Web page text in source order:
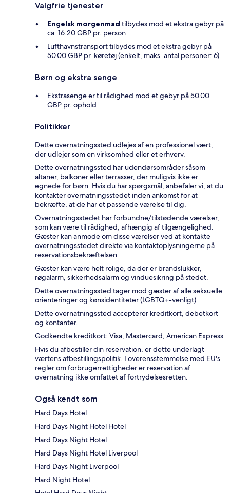
Valgfrie tjenester
Engelsk morgenmad tilbydes mod et ekstra gebyr på
ca. 16.20 GBP pr. person
Lufthavnstransport tilbydes mod et ekstra gebyr på
50.00 GBP pr. køretøj (enkelt, maks. antal personer: 6)
Børn og ekstra senge
Ekstrasenge er til rådighed mod et gebyr på 50.00
GBP pr. ophold
Politikker
Dette overnatningssted udlejes af en professionel vært,
der udlejer som en virksomhed eller et erhverv.
Dette overnatningssted har udendørsområder såsom
altaner, balkoner eller terrasser, der muligvis ikke er
egnede for børn. Hvis du har spørgsmål, anbefaler vi, at du
kontakter overnatningsstedet inden ankomst for at
bekræfte, at de har et passende værelse til dig.
Overnatningsstedet har forbundne/tilstødende værelser,
som kan være til rådighed, afhængig af tilgængelighed.
Gæster kan anmode om disse værelser ved at kontakte
overnatningsstedet direkte via kontaktoplysningerne på
reservationsbekræftelsen.
Gæster kan være helt rolige, da der er brandslukker,
røgalarm, sikkerhedsalarm og vinduesikring på stedet.
Dette overnatningssted tager mod gæster af alle seksuelle
orienteringer og kønsidentiteter (LGBTQ+-venligt).
Dette overnatningssted accepterer kreditkort, debetkort
og kontanter.
Godkendte kreditkort: Visa, Mastercard, American Express
Hvis du afbestiller din reservation, er dette underlagt
værtens afbestillingspolitik. I overensstemmelse med EU's
regler om forbrugerrettigheder er reservation af
overnatning ikke omfattet af fortrydelsesretten.
Også kendt som
Hard Days Hotel
Hard Days Night Hotel Hotel
Hard Days Night Hotel
Hard Days Night Hotel Liverpool
Hard Days Night Liverpool
Hard Night Hotel